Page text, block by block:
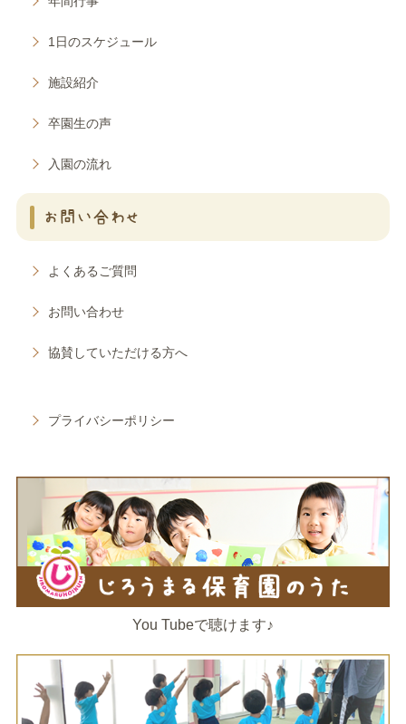
1日のスケジュール
施設紹介
卒園生の声
入園の流れ
お問い合わせ
よくあるご質問
お問い合わせ
協賛していただける方へ
プライバシーポリシー
You Tubeで聴けます♪